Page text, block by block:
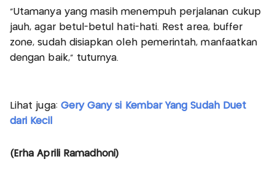
"Utamanya yang masih menempuh perjalanan cukup
jauh, agar betul-betul hati-hati. Rest area, buffer
zone, sudah disiapkan oleh pemerintah, manfaatkan
dengan baik," tuturnya.
Lihat juga: Gery Gany si Kembar Yang Sudah Duet
dari Kecil
(Erha Aprili Ramadhoni)